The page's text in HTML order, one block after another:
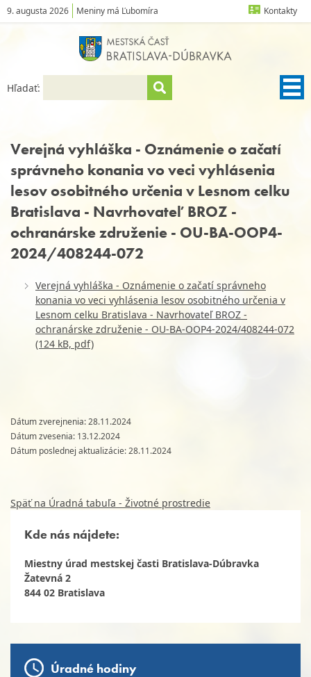
9. augusta 2026 Meniny má Ľubomíra Kontakty
Hľadať:
Verejná vyhláška - Oznámenie o začatí
správneho konania vo veci vyhlásenia
lesov osobitného určenia v Lesnom celku
Bratislava - Navrhovateľ BROZ -
ochranárske združenie - OU-BA-OOP4-
2024/408244-072
Verejná vyhláška - Oznámenie o začatí správneho
konania vo veci vyhlásenia lesov osobitného určenia v
Lesnom celku Bratislava - Navrhovateľ BROZ -
ochranárske združenie - OU-BA-OOP4-2024/408244-072
(124 kB, pdf)
Dátum zverejnenia: 28.11.2024
Dátum zvesenia: 13.12.2024
Dátum poslednej aktualizácie: 28.11.2024
Späť na Úradná tabuľa - Životné prostredie
Kde nás nájdete:
Miestny úrad mestskej časti Bratislava-Dúbravka
Žatevná 2
844 02 Bratislava
Úradné hodiny